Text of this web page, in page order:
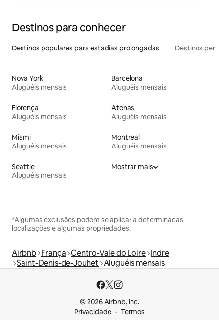
Destinos para conhecer
Destinos populares para estadias prolongadas Destinos
Nova York
Aluguéis mensais
Barcelona
Aluguéis mensais
Florença
Aluguéis mensais
Atenas
Aluguéis mensais
Miami
Aluguéis mensais
Montreal
Aluguéis mensais
Seattle
Aluguéis mensais
Mostrar mais
*Algumas exclusões podem se aplicar a determinadas
localizações e algumas propriedades.
Airbnb França Centro-Vale do Loire Indre
Saint-Denis-de-Jouhet Aluguéis mensais
© 2026 Airbnb, Inc.
Privacidade
Termos